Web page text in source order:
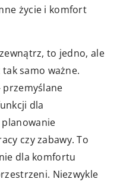
życie i komfort
to jedno, ale
samo ważne.
przemyślane
dla
czy zabawy. To
dla komfortu
Niezwykle